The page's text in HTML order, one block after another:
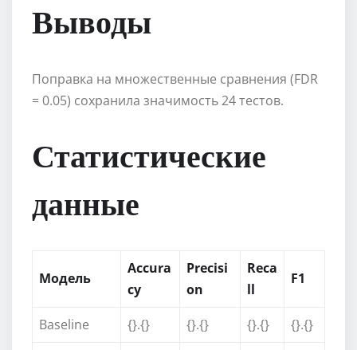
Выводы
Поправка на множественные сравнения (FDR
= 0.05) сохранила значимость 24 тестов.
Статистические
данные
Модель
Accura
cy
Precisi
on
Reca
ll
F1
Baseline {}.{} {}.{} {}.{}
{}.{}